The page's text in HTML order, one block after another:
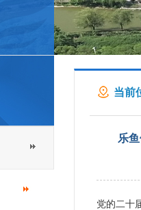
当前
乐
党的二十